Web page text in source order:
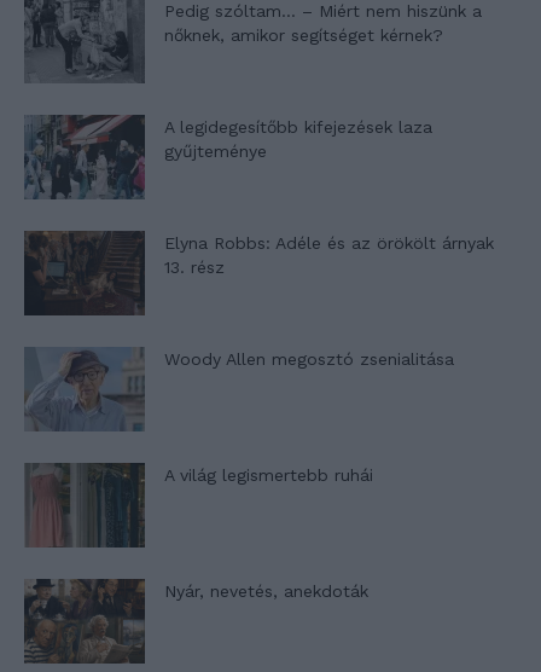
Pedig szóltam… – Miért nem hiszünk a
nőknek, amikor segítséget kérnek?
A legidegesítőbb kifejezések laza
gyűjteménye
Elyna Robbs: Adéle és az örökölt árnyak
13. rész
Woody Allen megosztó zsenialitása
A világ legismertebb ruhái
Nyár, nevetés, anekdoták